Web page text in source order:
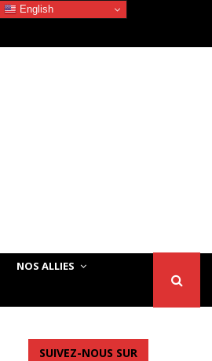
NOS ALLIES
SUIVEZ-NOUS SUR
English